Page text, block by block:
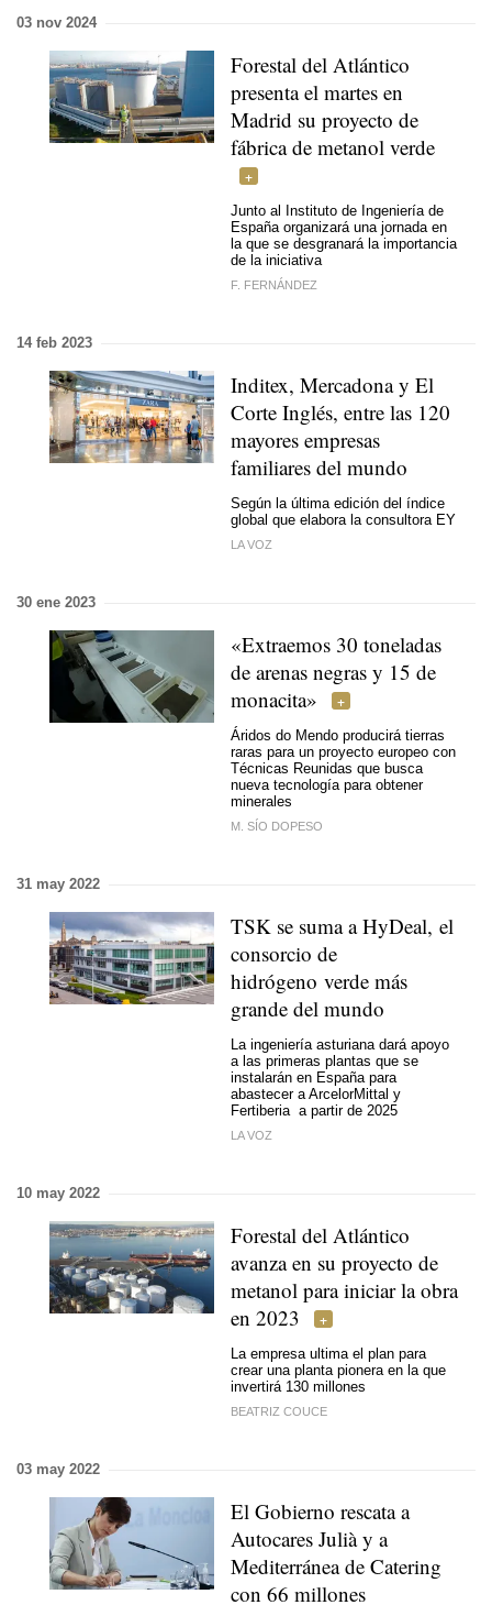
03 nov 2024
Forestal del Atlántico
presenta el martes en
Madrid su proyecto de
fábrica de metanol verde
Junto al Instituto de Ingeniería de
España organizará una jornada en
la que se desgranará la importancia
de la iniciativa
F. FERNÁNDEZ
14 feb 2023
Inditex, Mercadona y El
Corte Inglés, entre las 120
mayores empresas
familiares del mundo
Según la última edición del índice
global que elabora la consultora EY
LA VOZ
30 ene 2023
«Extraemos 30 toneladas
de arenas negras y 15 de
monacita»
Áridos do Mendo producirá tierras
raras para un proyecto europeo con
Técnicas Reunidas que busca
nueva tecnología para obtener
minerales
M. SÍO DOPESO
31 may 2022
TSK se suma a HyDeal, el
consorcio de
hidrógeno verde más
grande del mundo
La ingeniería asturiana dará apoyo
a las primeras plantas que se
instalarán en España para
abastecer a ArcelorMittal y
Fertiberia a partir de 2025
LA VOZ
10 may 2022
Forestal del Atlántico
avanza en su proyecto de
metanol para iniciar la obra
en 2023
La empresa ultima el plan para
crear una planta pionera en la que
invertirá 130 millones
BEATRIZ COUCE
03 may 2022
El Gobierno rescata a
Autocares Julià y a
Mediterránea de Catering
con 66 millones